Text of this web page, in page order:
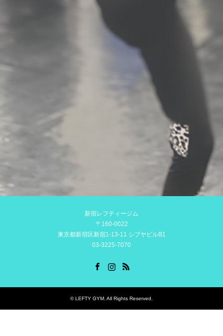
新宿レフティージム
〒160-0022
東京都新宿区新宿1-13-11 シブヤビルB1
03-3225-7070
©LEFTY GYM . All Rights Reserved.